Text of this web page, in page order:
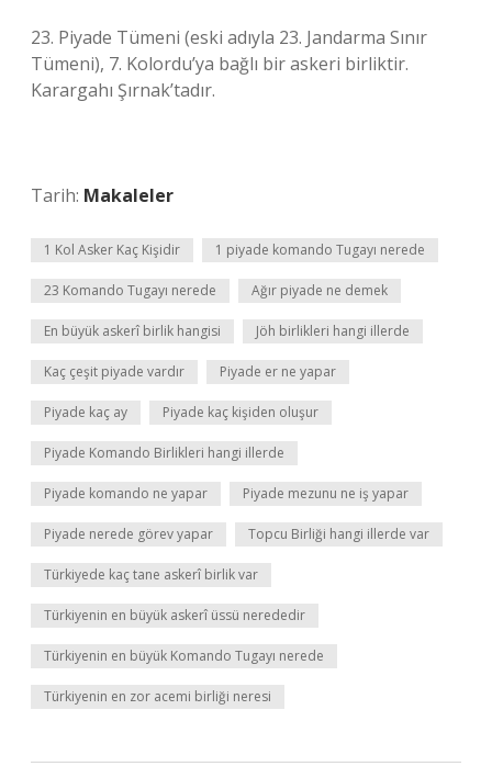
23. Piyade Tümeni (eski adıyla 23. Jandarma Sınır
Tümeni), 7. Kolordu’ya bağlı bir askeri birliktir.
Karargahı Şırnak’tadır.
Tarih: Makaleler
1 Kol Asker Kaç Kişidir 1 piyade komando Tugayı nerede
23 Komando Tugayı nerede Ağır piyade ne demek
En büyük askerî birlik hangisi Jöh birlikleri hangi illerde
Kaç çeşit piyade vardır Piyade er ne yapar
Piyade kaç ay Piyade kaç kişiden oluşur
Piyade Komando Birlikleri hangi illerde
Piyade komando ne yapar Piyade mezunu ne iş yapar
Piyade nerede görev yapar Topcu Birliği hangi illerde var
Türkiyede kaç tane askerî birlik var
Türkiyenin en büyük askerî üssü nerededir
Türkiyenin en büyük Komando Tugayı nerede
Türkiyenin en zor acemi birliği neresi